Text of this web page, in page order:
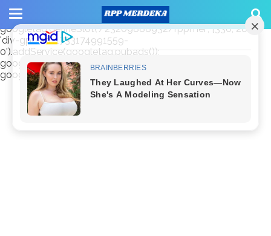
window.googletag = window.googletag || {cmd: []};
googletag.cmd.push(function() {
googletag.defineSlot('/23209888932/rppmer', [336, 280],
'div-gpt-ad-1733174991559-
0').addService(googletag.pubads());
googletag.pubads().enableSingleRequest();
googletag.enableServices(); });